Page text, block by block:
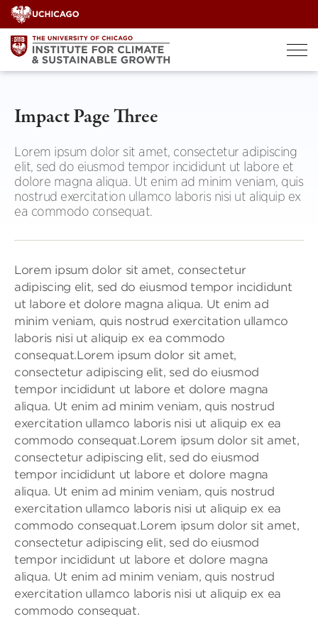
Skip
to
content
Impact Page Three
Lorem ipsum dolor sit amet, consectetur adipiscing
elit, sed do eiusmod tempor incididunt ut labore et
dolore magna aliqua. Ut enim ad minim veniam, quis
nostrud exercitation ullamco laboris nisi ut aliquip ex
ea commodo consequat.
Lorem ipsum dolor sit amet, consectetur
adipiscing elit, sed do eiusmod tempor incididunt
ut labore et dolore magna aliqua. Ut enim ad
minim veniam, quis nostrud exercitation ullamco
laboris nisi ut aliquip ex ea commodo
consequat.Lorem ipsum dolor sit amet,
consectetur adipiscing elit, sed do eiusmod
tempor incididunt ut labore et dolore magna
aliqua. Ut enim ad minim veniam, quis nostrud
exercitation ullamco laboris nisi ut aliquip ex ea
commodo consequat.Lorem ipsum dolor sit amet,
consectetur adipiscing elit, sed do eiusmod
tempor incididunt ut labore et dolore magna
aliqua. Ut enim ad minim veniam, quis nostrud
exercitation ullamco laboris nisi ut aliquip ex ea
commodo consequat.Lorem ipsum dolor sit amet,
consectetur adipiscing elit, sed do eiusmod
tempor incididunt ut labore et dolore magna
aliqua. Ut enim ad minim veniam, quis nostrud
exercitation ullamco laboris nisi ut aliquip ex ea
commodo consequat.